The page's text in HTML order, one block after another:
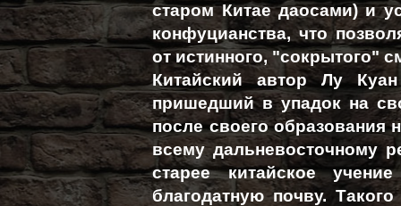
старом Китае даосами) и
конфуцианства, что
от истинного, "сокрытого"
Китайский автор Лу
пришедший в упадок на
после своего образования
всему дальневосточному
старее китайское
благодатную почву.